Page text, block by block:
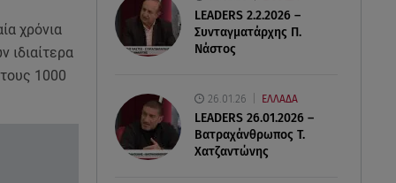
LEADERS 2.2.2026 –
Συνταγματάρχης Π.
Νάστος
26.01.26 ΕΛΛΑΔΑ
LEADERS 26.01.2026 –
Βατραχάνθρωπος Τ.
Χατζαντώνης
χρόνια
ιδιαίτερα
1000